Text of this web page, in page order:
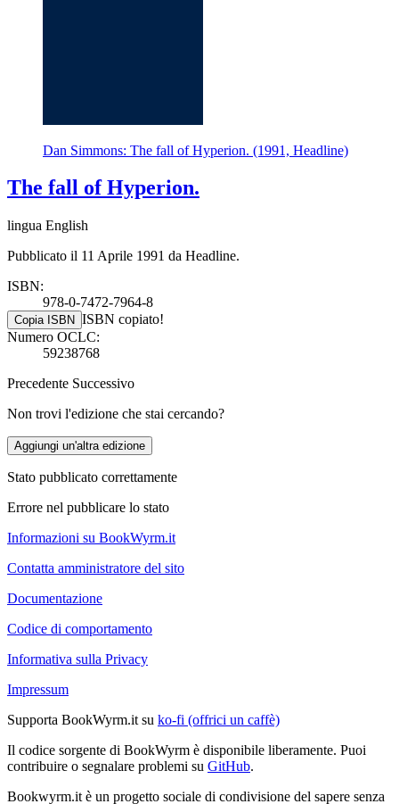
Dan Simmons: The fall of Hyperion. (1991, Headline)
The fall of Hyperion.
lingua English
Pubblicato il 11 Aprile 1991 da Headline.
ISBN:
978-0-7472-7964-8
Copia ISBN ISBN copiato!
Numero OCLC:
59238768
Precedente Successivo
Non trovi l'edizione che stai cercando?
Aggiungi un'altra edizione
Stato pubblicato correttamente
Errore nel pubblicare lo stato
Informazioni su BookWyrm.it
Contatta amministratore del sito
Documentazione
Codice di comportamento
Informativa sulla Privacy
Impressum
Supporta BookWyrm.it su ko-fi (offrici un caffè)
Il codice sorgente di BookWyrm è disponibile liberamente. Puoi
contribuire o segnalare problemi su GitHub.
Bookwyrm.it è un progetto sociale di condivisione del sapere senza